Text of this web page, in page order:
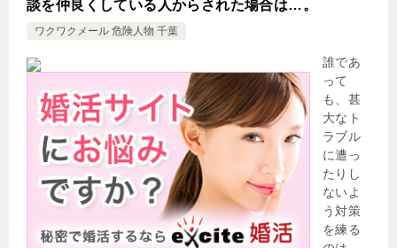
談を仲良くしている人からされた場合は…。
ワクワクメール 危険人物 千葉
誰であ
って
も、甚
大なト
ラブル
に遭っ
たりし
ないよ
う対策
を練る